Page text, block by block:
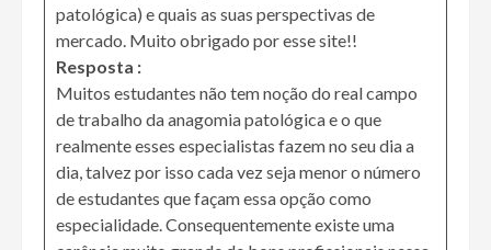
patológica) e quais as suas perspectivas de
mercado. Muito obrigado por esse site!!
Resposta :
Muitos estudantes não tem noção do real campo
de trabalho da anagomia patológica e o que
realmente esses especialistas fazem no seu dia a
dia, talvez por isso cada vez seja menor o número
de estudantes que façam essa opção como
especialidade. Consequentemente existe uma